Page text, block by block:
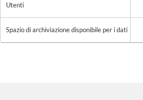
Utenti
Spazio di archiviazione disponibile per i dati